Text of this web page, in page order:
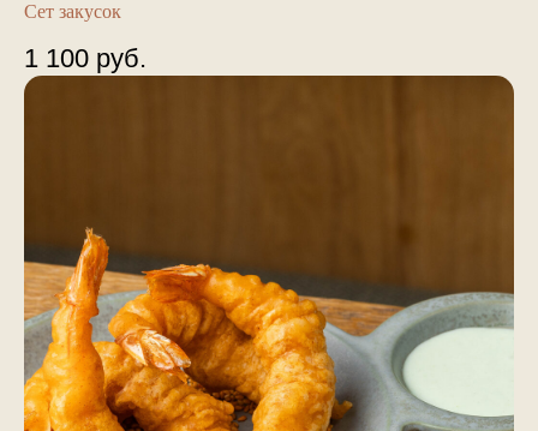
Сет закусок
1 100 руб.